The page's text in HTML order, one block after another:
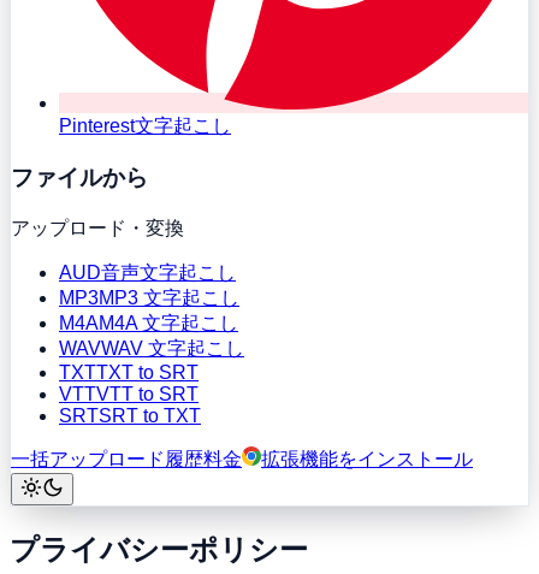
Pinterest文字起こし
ファイルから
アップロード・変換
AUD音声文字起こし
MP3MP3 文字起こし
M4AM4A 文字起こし
WAVWAV 文字起こし
TXTTXT to SRT
VTTVTT to SRT
SRTSRT to TXT
一括アップロード 履歴料金 拡張機能をインストール
プライバシーポリシー